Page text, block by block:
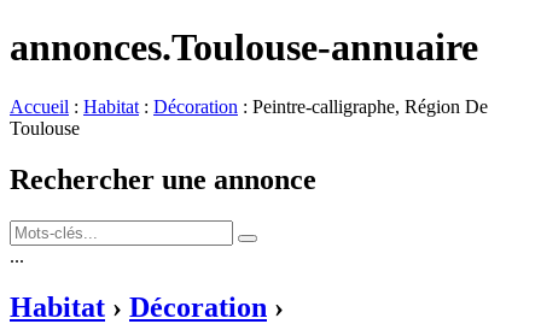
annonces.Toulouse-annuaire
Accueil : Habitat : Décoration : Peintre-calligraphe, Région De
Toulouse
Rechercher une annonce
...
Habitat › Décoration ›